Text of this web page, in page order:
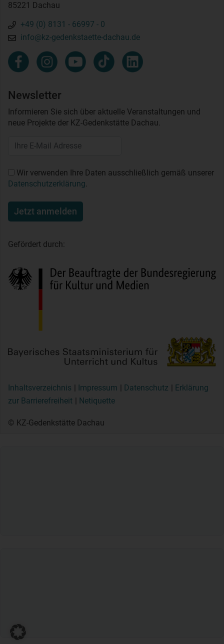
85221 Dachau
+49 (0) 8131 - 66997 - 0
info@kz-gedenkstaette-dachau.de
Newsletter
Informieren Sie sich über aktuelle Veranstaltungen und
neue Projekte der KZ-Gedenkstätte Dachau.
Wir verwenden Ihre Daten ausschließlich gemäß unserer
Datenschutzerklärung.
Jetzt anmelden
Gefördert durch:
Inhaltsverzeichnis Impressum Datenschutz
Erklärung
zur Barrierefreiheit
Netiquette
© KZ-Gedenkstätte Dachau